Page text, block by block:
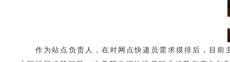
作为站点负责人，在对网点快递员需求摸排后，目前